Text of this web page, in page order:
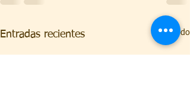
Entradas recientes Ver todo